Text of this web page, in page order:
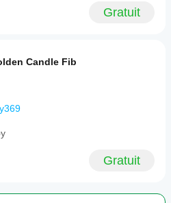
Gratuit
Candle Fib
Gratuit